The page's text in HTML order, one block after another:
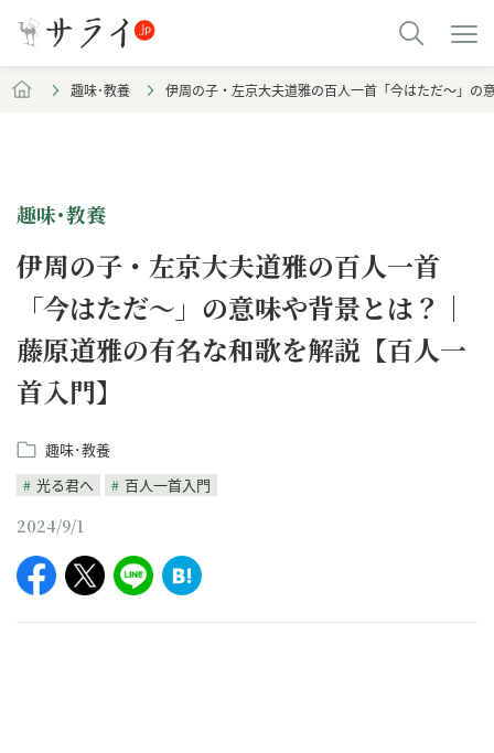
趣味･教養 伊周の子・左京大夫道雅の百人一首「今はただ～」の
趣味･教養
伊周の子・左京大夫道雅の百人一首
「今はただ～」の意味や背景とは？｜
藤原道雅の有名な和歌を解説【百人一
首入門】
趣味･教養
光る君へ
百人一首入門
2024/9/1